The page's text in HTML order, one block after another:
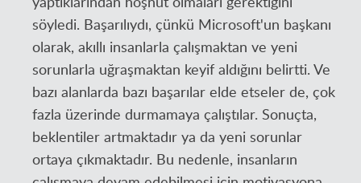
söyledi. Başarılıydı, çünkü Microsoft'un başkanı
olarak, akıllı insanlarla çalışmaktan ve yeni
sorunlarla uğraşmaktan keyif aldığını belirtti. Ve
bazı alanlarda bazı başarılar elde etseler de, çok
fazla üzerinde durmamaya çalıştılar. Sonuçta,
beklentiler artmaktadır ya da yeni sorunlar
ortaya çıkmaktadır. Bu nedenle, insanların